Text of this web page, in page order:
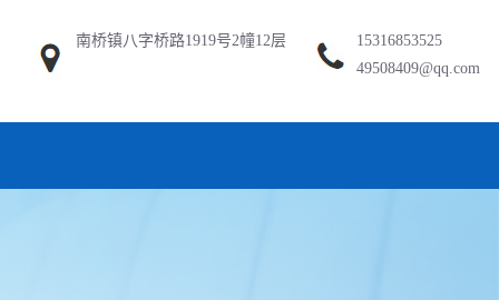
南桥镇八字桥路1919号2幢12层
15316853525
49508409@qq.com